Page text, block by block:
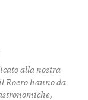
alla nostra
Roero hanno da